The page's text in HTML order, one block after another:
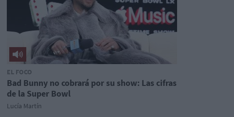
EL FOCO
Bad Bunny no cobrará por su show: Las cifras
de la Super Bowl
Lucía Martín